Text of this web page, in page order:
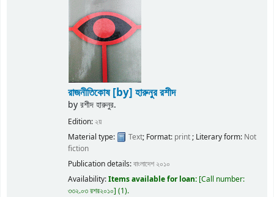
রাজনীতিকোষ[by] হারুনুর রশীদ
byরশীদ হারুনুর.
Edition: ২য়
Material type:
Text; Format: print; Literary form: Not
fiction
Publication details:বাংলাদেশ ২০১০
Availability:Items available for loan: Call number:
৩৩২.০৩ রশর২০১০ (1).